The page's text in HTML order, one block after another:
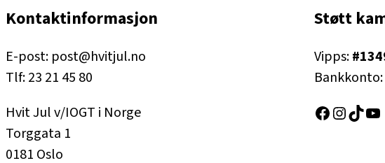
Kontaktinformasjon
E-post: post@hvitjul.no
Tlf: 23 21 45 80
Hvit Jul v/IOGT i Norge
Torggata 1
0181 Oslo
Støtt
Vipps:
Bankkonto:
Facebook InstagramTikTok YouTube